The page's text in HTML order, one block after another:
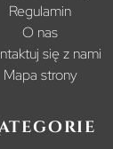
Regulamin
O nas
się z nami
Mapa strony